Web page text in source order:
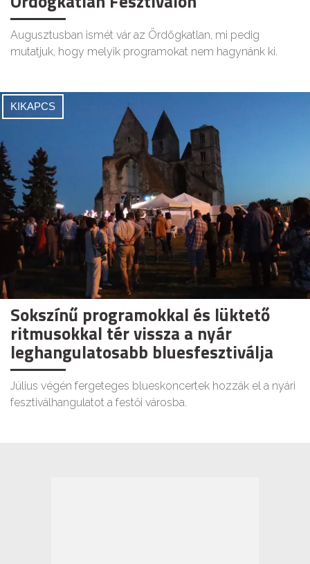
Augusztusban ismét vár az Ördögkatlan, mi pedig
mutatjuk, hogy melyik programokat nem hagynánk ki.
KIKAPCS
Sokszínű programokkal és lüktető
ritmusokkal tér vissza a nyár
leghangulatosabb bluesfesztiválja
Július végén fergeteges blueskoncertek hozzák el a nyári
fesztiválhangulatot a festői városba.